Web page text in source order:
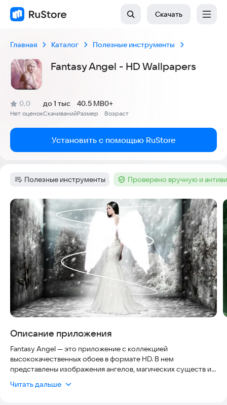
Скачать
Главная Каталог Полезные инструменты
Fantasy Angel - HD Wallpapers
Рейтинг:
0,0
(
Нет оценок
)
Скачиваний
до 1 тыс
Размер
40.5 MB
Возраст
0+
Установить с помощью RuStore
Категория:
Полезные инструменты Тег :Проверено вручную и
Скриншоты
Описание приложения
Fantasy Angel — это приложение с коллекцией
высококачественных обоев в формате HD. В нем
представлены изображения ангелов, магических существ и
разрешениями, подходящими для смартфонов и планшетов.
Читать дальше